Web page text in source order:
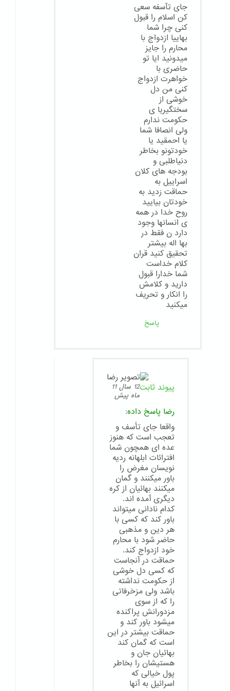
جای تآسفه سعی
کن اسلام را قبول
کنی چرا شما
بهاییا ازدواج با
محارم را جایز
میدونید ایا تو
حاضری با
خواهرت ازدواج
کنی من دل
خوشی از
سختگیریا ی
حکومت ندارم
ولی انصافا شما
یا احمقید یا
خودتونو بخاطر
دنیاطلبی و
بودجه های کلان
اسراییل به
حماقت زدید به
خودتان بیایید
روح خدا در همه
ی انسانها وجود
دارد ن فقط در
بها اله بیشتر
تحقیق کنید قران
کلام خداست
شما خدارا قبول
دارید و کلامش
را انکار و تحریف
میکنید
پاسخ
پیوند ثابت
12 سال 11
ماه پیش
رضا پاسخ داده:
واقعا جای تأسف و
تعجب است که هنوز
عده ای همچون شما
افترائات ابلهانه ردیه
نویسان مغرض را
باور میکنند و گمان
میکنند بهائیان از کره
دیگری آمده اند.
کدام نادانی میتواند
باور کند که کسی با
هر دین و مذهبی
حاضر شود با محارم
خود ازدواج کند.
حماقت در آنجاست
که کسی دل خوشی
از حکومت نداشته
باشد ولی مزخرفاتی
را که از سوی
مزدورانش پراکنده
میشود باور کند و
حماقت بیشتر در این
است که گمان کند
بهائیان جان و
هستیشان را بخاطر
پول خیالی که
اسرائیل به آنها